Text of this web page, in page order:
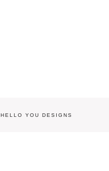
HELLO YOU DESIGNS